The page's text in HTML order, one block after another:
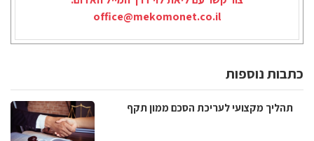
office@mekomonet.co.il
כתבות נוספות
תהליך מקצועי לעריכת הסכם ממון תקף